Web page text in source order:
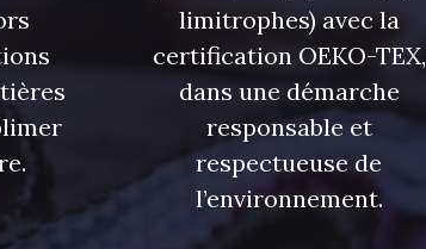
limitrophes) avec la
certification OEKO-TEX,
dans une démarche
responsable et
respectueuse de
l’environnement.